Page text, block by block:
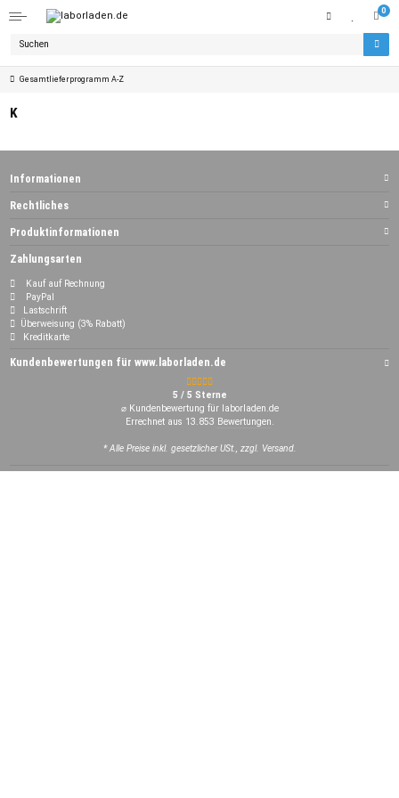
0
Gesamtlieferprogramm A-Z
K
Informationen
Rechtliches
Produktinformationen
Zahlungsarten
Kauf auf Rechnung
PayPal
Lastschrift
Überweisung (3% Rabatt)
Kreditkarte
Kundenbewertungen für www.laborladen.de
5 / 5 Sterne
⌀ Kundenbewertung für laborladen.de
Errechnet aus 13.853 Bewertungen.
* Alle Preise inkl. gesetzlicher USt., zzgl. Versand.